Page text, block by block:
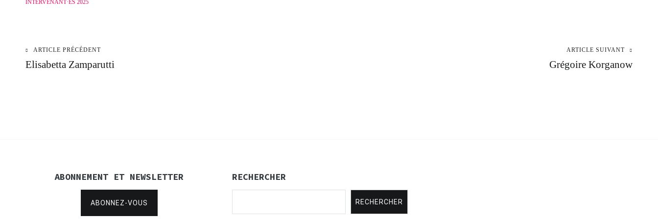
INTERVENANT·ES 2025
Navigation
ARTICLE PRÉCÉDENT
Elisabetta Zamparutti
ARTICLE SUIVANT
Grégoire Korganow
ABONNEMENT ET NEWSLETTER
ABONNEZ-VOUS
RECHERCHER
RECHERCHER